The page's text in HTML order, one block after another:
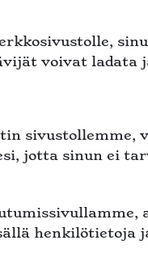
voivat ladata
sivustollemme,
jotta sinun ei
henkilötietoja